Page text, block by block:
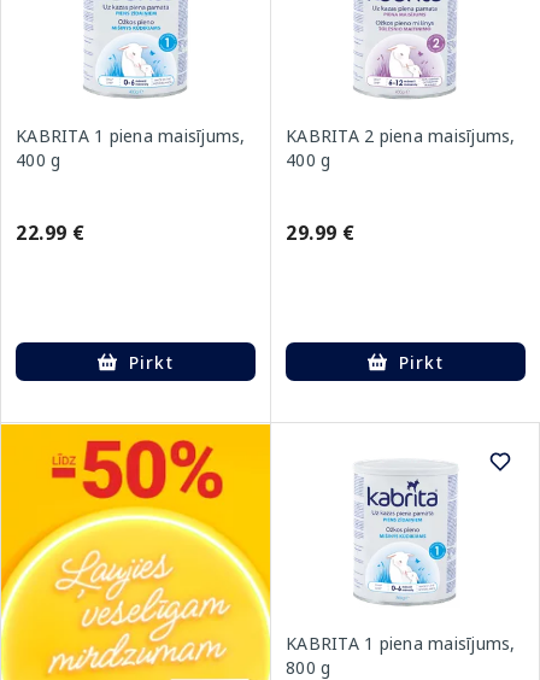
KABRITA 1 piena maisījums,
400 g
22.99 €
Pirkt
KABRITA 2 piena maisījums,
400 g
29.99 €
Pirkt
KABRITA 1 piena maisījums,
800 g